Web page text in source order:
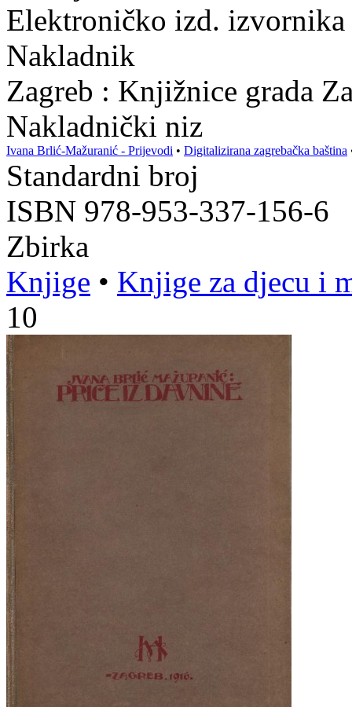
Elektroničko izd.
Nakladnik
Zagreb : Knjižnice grada
Nakladnički niz
Ivana Brlić-Mažuranić - Prijevodi • Digitalizirana zagrebačka baština
Standardni broj
ISBN 978-953-337-156-6
Zbirka
Knjige • Knjige za djecu i
10